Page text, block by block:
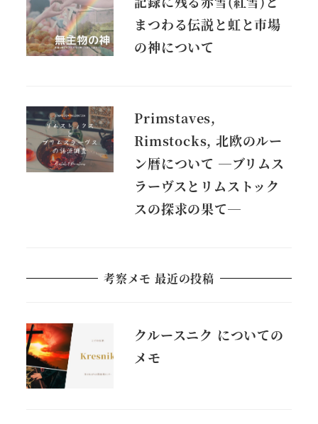
まつわる伝説と虹と市場
の神について
Primstaves,
Rimstocks, 北欧のルー
ン暦について ―ブリムス
ラーヴスとリムストック
スの探求の果て―
考察メモ 最近の投稿
クルースニク についての
メモ